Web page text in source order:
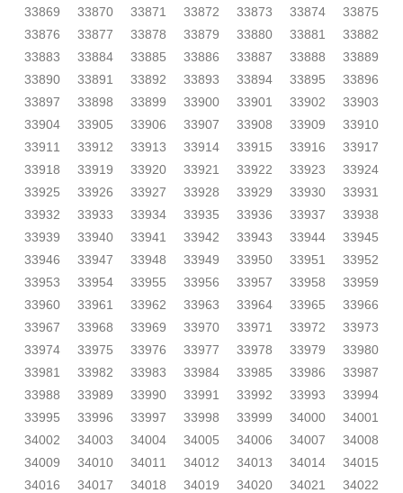
33869
33870 33871 33872 33873 33874
33875
33876
33877 33878 33879 33880 33881
33882
33883
33884 33885 33886 33887 33888
33889
33890
33891 33892 33893 33894 33895
33896
33897
33898 33899 33900 33901 33902
33903
33904
33905 33906 33907 33908 33909
33910
33911
33912 33913 33914 33915 33916
33917
33918
33919 33920 33921 33922 33923
33924
33925
33926 33927 33928 33929 33930
33931
33932
33933 33934 33935 33936 33937
33938
33939
33940 33941 33942 33943 33944
33945
33946
33947 33948 33949 33950 33951
33952
33953
33954 33955 33956 33957 33958
33959
33960
33961 33962 33963 33964 33965
33966
33967
33968 33969 33970 33971 33972
33973
33974
33975 33976 33977 33978 33979
33980
33981
33982 33983 33984 33985 33986
33987
33988
33989 33990 33991 33992 33993
33994
33995
33996 33997 33998 33999 34000
34001
34002
34003 34004 34005 34006 34007
34008
34009
34010 34011 34012 34013 34014
34015
34016
34017 34018 34019 34020 34021
34022